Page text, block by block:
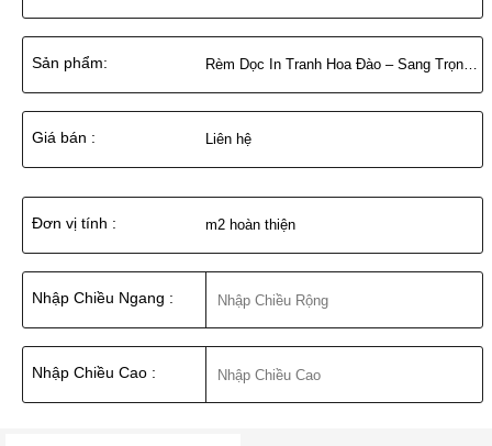
Sản phẩm: Rèm Dọc In Tranh Hoa Đào – Sang Trọng, Nghệ Thuật, Đẳng Cấp Không Gian
Giá bán : Liên hệ
Đơn vị tính : m2 hoàn thiện
Nhập Chiều Ngang :
Nhập Chiều Cao :